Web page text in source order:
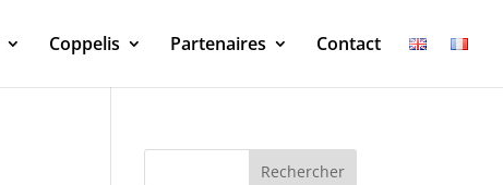
Coppelis Partenaires Contact